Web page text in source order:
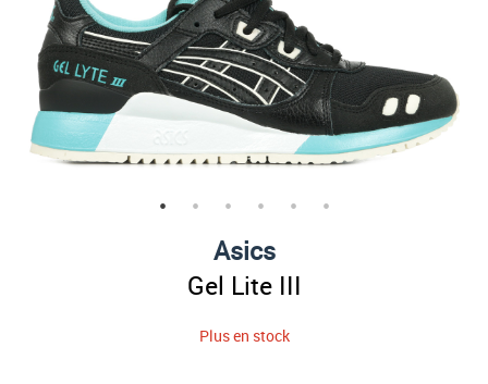
Asics
Gel Lite III
Plus en stock